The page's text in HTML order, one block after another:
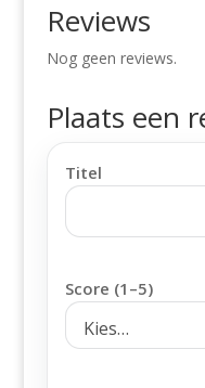
Reviews
Nog geen reviews.
Plaats een
Titel
Score (1–5)